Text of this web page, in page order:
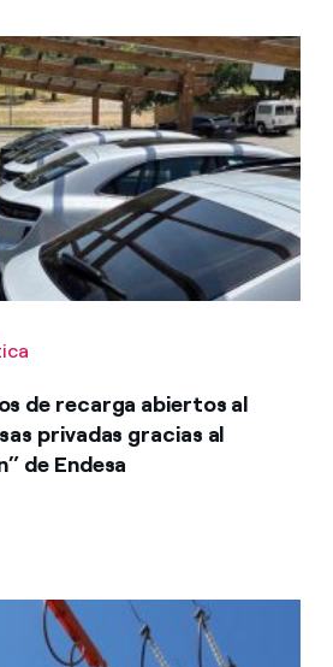
de recarga abiertos al
privadas gracias al
de Endesa